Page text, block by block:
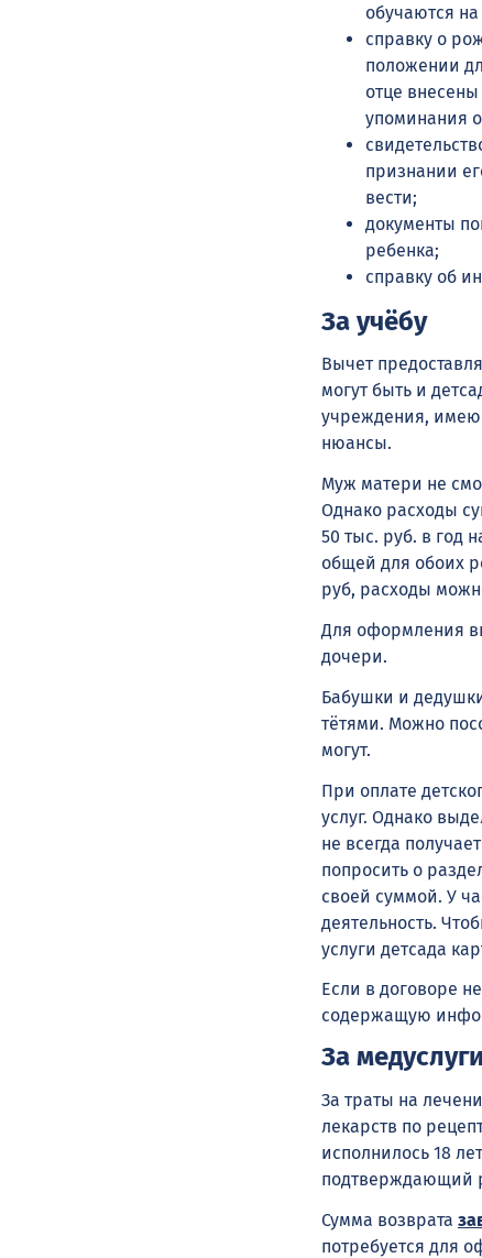
обучаются
справку о
положении
отце
упоминания
признании
вести;
документы
ребенка;
справку об
За учёбу
Вычет
могут быть и
учреждения,
нюансы.
Муж матери не
Однако расходы
50 тыс. руб. в год
общей для обоих
руб, расходы
Для оформления
дочери.
Бабушки и
тётями. Можно
могут.
При оплате
услуг. Однако
не всегда
попросить о
своей суммой. У
деятельность.
услуги детсада
Если в договоре
содержащую
За медуслуги
За траты на
лекарств по
исполнилось 18
подтверждающий
Сумма возврата
потребуется для